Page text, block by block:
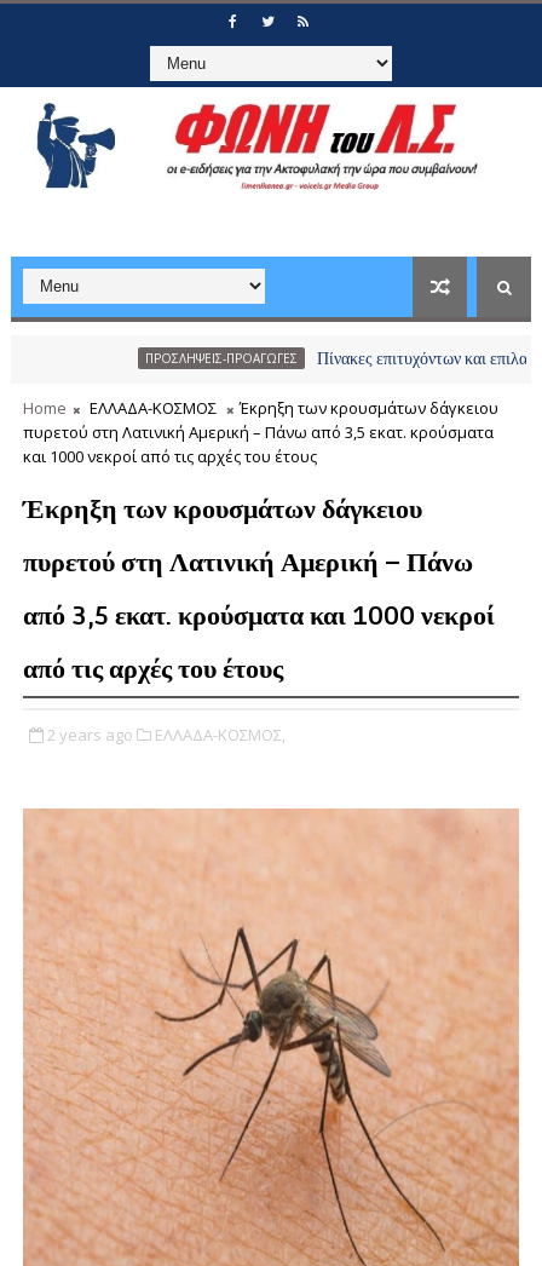
ΠΡΟΣΛΗΨΕΙΣ-ΠΡΟΑΓΩΓΕΣ Πίνακες επιτυχόντων και επιλαχόντων
Home ΕΛΛΑΔΑ-ΚΟΣΜΟΣ
Έκρηξη των κρουσμάτων δάγκειου
πυρετού στη Λατινική Αμερική – Πάνω από 3,5 εκατ. κρούσματα
και 1000 νεκροί από τις αρχές του έτους
Έκρηξη των κρουσμάτων δάγκειου
πυρετού στη Λατινική Αμερική – Πάνω
από 3,5 εκατ. κρούσματα και 1000 νεκροί
από τις αρχές του έτους
2 years ago ΕΛΛΑΔΑ-ΚΟΣΜΟΣ,